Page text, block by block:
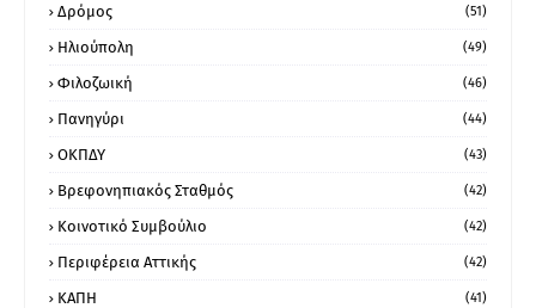
Δρόμος (51)
Ηλιούπολη (49)
Φιλοζωική (46)
Πανηγύρι (44)
ΟΚΠΔΥ (43)
Βρεφονηπιακός Σταθμός (42)
Κοινοτικό Συμβούλιο (42)
Περιφέρεια Αττικής (42)
ΚΑΠΗ (41)